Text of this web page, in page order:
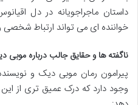
داستان ماجراجویانه در دل
خواننده ای می تواند ارتباط شخصی
ناگفته ها و حقایق جالب درباره موبی
پیرامون رمان موبی دیک و
وجود دارد که درک عمیق تری از این